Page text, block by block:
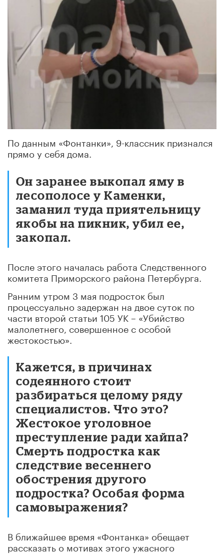
По данным «Фонтанки», 9-классник признался
прямо у себя дома.
Он заранее выкопал яму в
лесополосе у Каменки,
заманил туда приятельницу
якобы на пикник, убил ее,
закопал.
После этого началась работа Следственного
комитета Приморского района Петербурга.
Ранним утром 3 мая подросток был
процессуально задержан на двое суток по
части второй статьи 105 УК – «Убийство
малолетнего, совершенное с особой
жестокостью».
Кажется, в причинах
содеянного стоит
разбираться целому ряду
специалистов. Что это?
Жестокое уголовное
преступление ради хайпа?
Смерть подростка как
следствие весеннего
обострения другого
подростка? Особая форма
самовыражения?
В ближайшее время «Фонтанка» обещает
рассказать о мотивах этого ужасного